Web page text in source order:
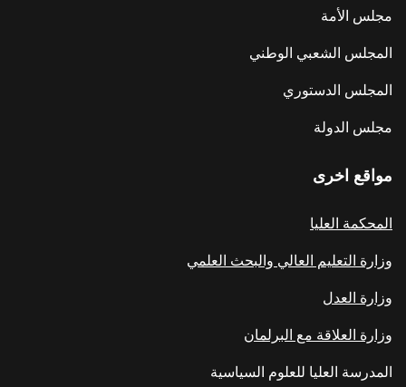
مجلس الأمة
المجلس الشعبي الوطني
المجلس الدستوري
مجلس الدولة
مواقع اخرى
المحكمة العليا
وزارة التعليم العالي والبحث العلمي
وزارة العدل
وزارة العلاقة مع البرلمان
المدرسة العليا للعلوم السياسية